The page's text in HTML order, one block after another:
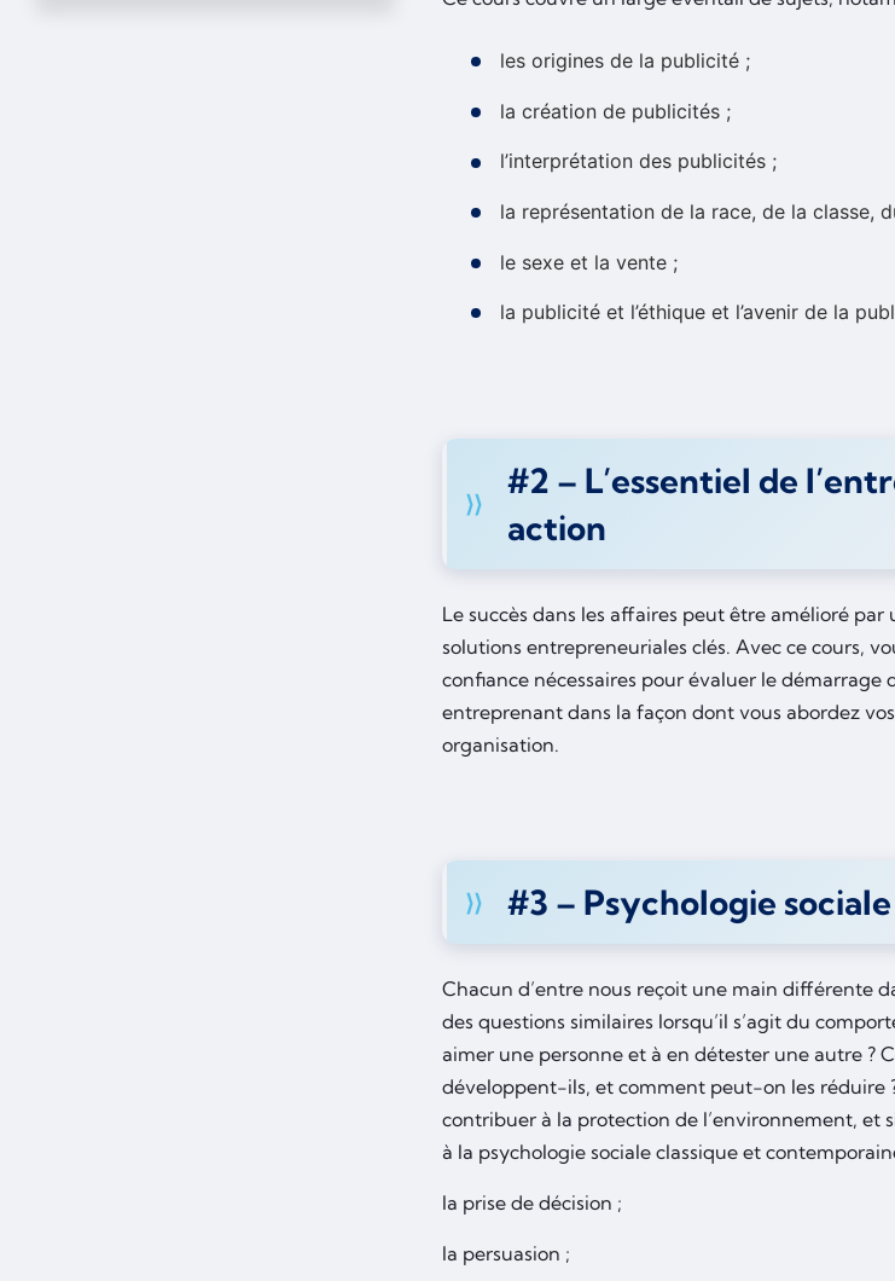
les origines de la publicité ;
la création de publicités ;
l’interprétation des publicités ;
la représentation de la race, de la classe,
le sexe et la vente ;
la publicité et l’éthique et l’avenir de la
#2 – L’essentiel de
action
Le succès dans les affaires peut être amélioré
solutions entrepreneuriales clés. Avec ce cours,
confiance nécessaires pour évaluer le démarrage
entreprenant dans la façon dont vous abordez
organisation.
#3 – Psychologie sociale
Chacun d’entre nous reçoit une main différente
des questions similaires lorsqu’il s’agit du
aimer une personne et à en détester une autre ?
développent-ils, et comment peut-on les réduire
contribuer à la protection de l’environnement, et
à la psychologie sociale classique et
la prise de décision ;
la persuasion ;